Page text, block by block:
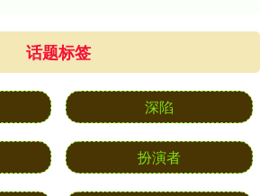
话题标签
深陷
扮演者